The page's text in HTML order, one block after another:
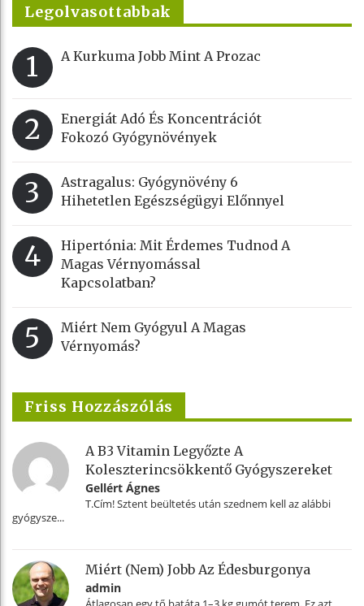
Legolvasottabbak
1 A Kurkuma Jobb Mint A Prozac
2
Energiát Adó És Koncentrációt
Fokozó Gyógynövények
3
Astragalus: Gyógynövény 6
Hihetetlen Egészségügyi Előnnyel
4
Hipertónia: Mit Érdemes Tudnod A
Magas Vérnyomással
Kapcsolatban?
5
Miért Nem Gyógyul A Magas
Vérnyomás?
Friss Hozzászólás
A B3 Vitamin Legyőzte A
Koleszterincsökkentő Gyógyszereket
Gellért Ágnes
T.Cím! Sztent beültetés után szednem kell az alábbi
gyógysze...
Miért (nem) Jobb Az Édesburgonya
admin